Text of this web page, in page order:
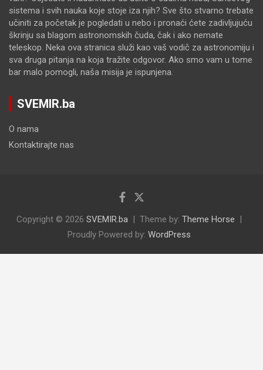
sistema i svih nauka koje stoje iza njih? Sve što stvarno trebate
učiniti za početak je pogledati u nebo i pronaći ćete zadivljujuću
škrinju sa blagom astronomskih čuda, čak i ako nemate
teleskop. Neka ova stranica služi kao vaš vodič za astronomiju i
sva druga pitanja na koja tražite odgovor. Ako smo vam u tome
bar malo pomogli, naša misija je ispunjena.
SVEMIR.ba
O nama
Kontaktirajte nas
Copyright © 2026 SVEMIR.ba Theme by: Theme Horse
Proudly Powered by: WordPress